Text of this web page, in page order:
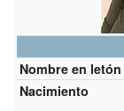
Nombre en letón
Nacimiento